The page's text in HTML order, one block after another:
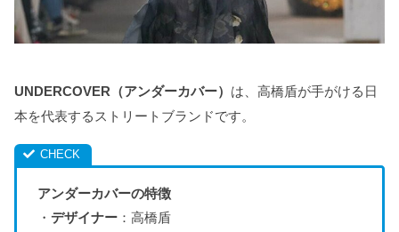
UNDERCOVER（アンダーカバー） は、高橋盾が手がける日
本を代表するストリートブランドです。
アンダーカバーの特徴
・ デザイナー：高橋盾